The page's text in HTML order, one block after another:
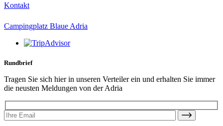
Kontakt
Campingplatz Blaue Adria
Rundbrief
Tragen Sie sich hier in unseren Verteiler ein und erhalten Sie immer
die neusten Meldungen von der Adria